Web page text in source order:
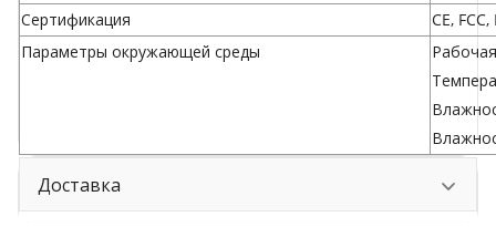
Сертификация
CE, FCC,
Параметры окружающей среды
Доставка